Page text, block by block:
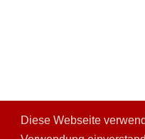
Diese Webseite